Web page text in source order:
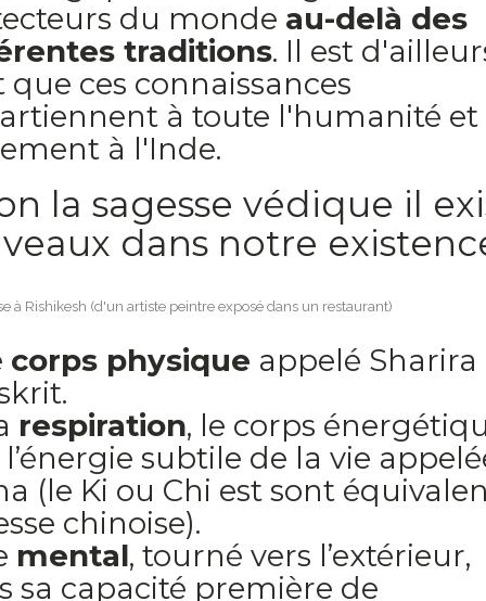
du monde au-delà des
traditions. Il est
que ces connaissances
à toute l'humanité et
à l'Inde.
la sagesse védique il
dans notre
à Rishikesh (d'un artiste peintre exposé dans un restaurant)
corps physique appelé Sharira
respiration, le corps
subtile de la vie
(le Ki ou Chi est sont
chinoise).
mental, tourné vers l’extérieur,
sa capacité première de